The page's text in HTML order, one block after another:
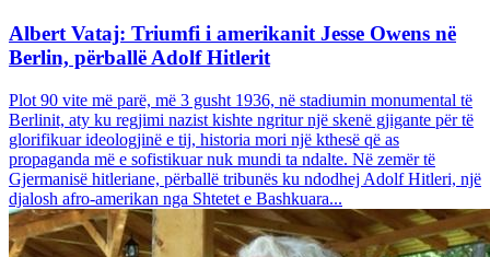
Albert Vataj: Triumfi i amerikanit Jesse Owens në
Berlin, përballë Adolf Hitlerit
Plot 90 vite më parë, më 3 gusht 1936, në stadiumin monumental të
Berlinit, aty ku regjimi nazist kishte ngritur një skenë gjigante për të
glorifikuar ideologjinë e tij, historia mori një kthesë që as
propaganda më e sofistikuar nuk mundi ta ndalte. Në zemër të
Gjermanisë hitleriane, përballë tribunës ku ndodhej Adolf Hitleri, një
djalosh afro-amerikan nga Shtetet e Bashkuara...